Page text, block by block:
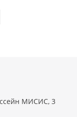
МИСИС, 3